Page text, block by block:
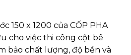
150 x 1200 của CỐP PHA
cho việc thi công cột bê
bảo chất lượng, độ bền và